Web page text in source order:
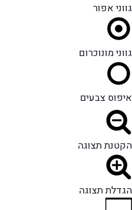
גווני אפור
גווני מונוכרום
איפוס צבעים
הקטנת תצוגה
הגדלת תצוגה